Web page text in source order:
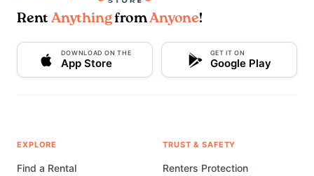
Rent AnythingfromAnyone!
DOWNLOAD ON THE
App Store
GET IT ON
Google Play
EXPLORE
Find a Rental
TRUST & SAFETY
Renters Protection